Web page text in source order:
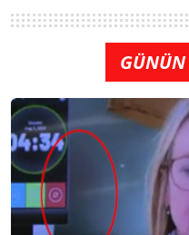
İçi artık rahattır
tahliyesini
Biz de sabırsızlıkla
Tüm